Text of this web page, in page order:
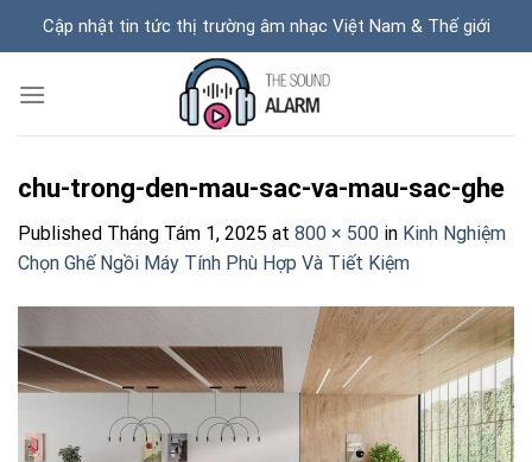
Cập nhật tin tức thị trường âm nhạc Việt Nam & Thế giới
chu-trong-den-mau-sac-va-mau-sac-ghe
Published Tháng Tám 1, 2025 at 800 × 500 in Kinh Nghiệm
Chọn Ghế Ngồi Máy Tính Phù Hợp Và Tiết Kiệm